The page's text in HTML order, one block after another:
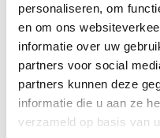
personaliseren, om
en om ons
informatie over uw
partners voor social
partners kunnen deze
informatie die u aan ze
verzameld op basis van
vinden om in de winter de
draaien, zet hem dan niet
warme slaapkamer val je
maakt minder melatonine
door. Als alternatief voor
of plaid ook uitkomst